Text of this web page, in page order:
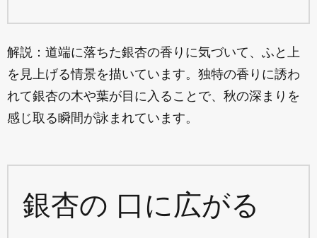
解説：道端に落ちた銀杏の香りに気づいて、ふと上
を見上げる情景を描いています。独特の香りに誘わ
れて銀杏の木や葉が目に入ることで、秋の深まりを
感じ取る瞬間が詠まれています。
銀杏の 口に広がる